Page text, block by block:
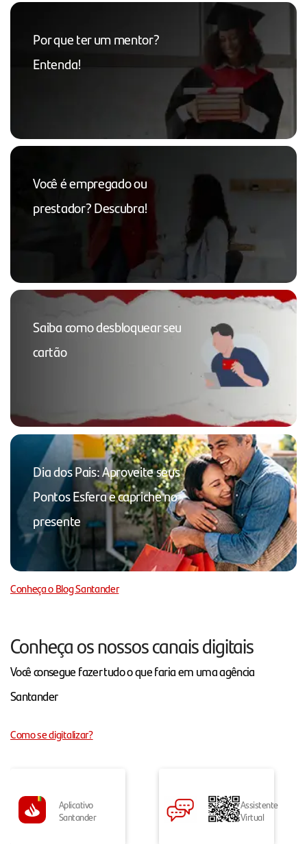
Por que ter um mentor?
Entenda!
Você é empregado ou
prestador? Descubra!
Saiba como desbloquear seu
cartão
Dia dos Pais: Aproveite seus
Pontos Esfera e capriche no
presente
Conheça o Blog Santander
Conheça os nossos canais digitais
Você consegue fazer tudo o que faria em uma agência
Santander
Como se digitalizar?
Aplicativo
Santander
Assistente
Virtual